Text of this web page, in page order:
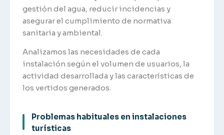
gestión del agua, reducir incidencias y
asegurar el cumplimiento de normativa
sanitaria y ambiental.
Analizamos las necesidades de cada
instalación según el volumen de usuarios, la
actividad desarrollada y las características de
los vertidos generados.
Problemas habituales en instalaciones
turísticas